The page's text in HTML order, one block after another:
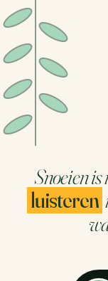
Snoeien
luisteren